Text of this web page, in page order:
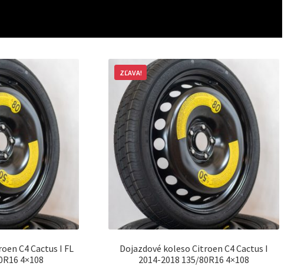
C4 Cactus I FL
4×108
Dojazdové koleso Citroen C4 Cactus I
2014-2018 135/80R16 4×108
ZĽAVA!